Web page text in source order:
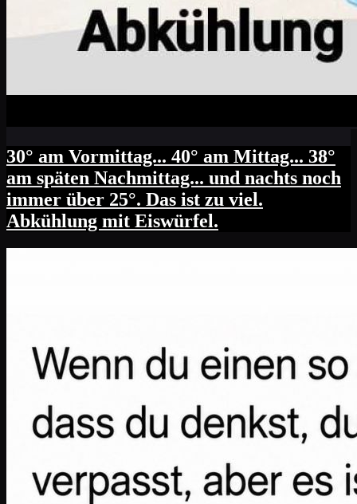
30° am Vormittag... 40° am Mittag... 38°
am späten Nachmittag... und nachts noch
immer über 25°. Das ist zu viel.
Abkühlung mit Eiswürfel.